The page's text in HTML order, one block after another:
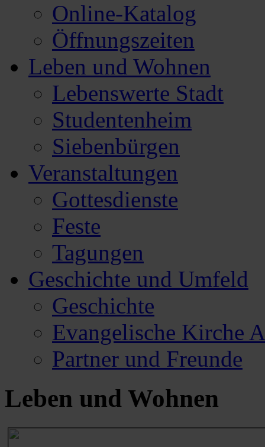
Online-Katalog
Öffnungszeiten
Leben und Wohnen
Lebenswerte Stadt
Studentenheim
Siebenbürgen
Veranstaltungen
Gottesdienste
Feste
Tagungen
Geschichte und Umfeld
Geschichte
Evangelische Kirche
Partner und Freunde
Leben und Wohnen